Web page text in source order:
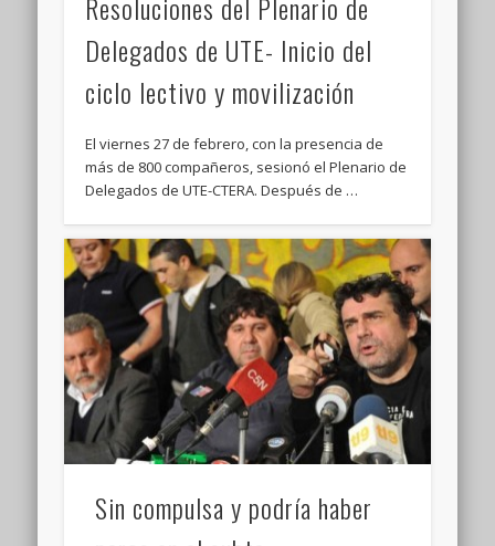
Resoluciones del Plenario de
Delegados de UTE- Inicio del
ciclo lectivo y movilización
El viernes 27 de febrero, con la presencia de
más de 800 compañeros, sesionó el Plenario de
Delegados de UTE-CTERA. Después de …
Sin compulsa y podría haber